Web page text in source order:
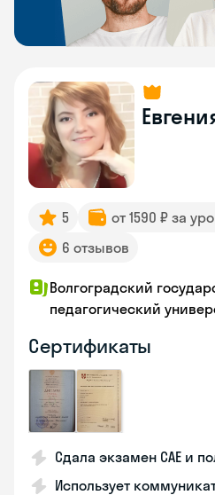
5 от 1590 ₽ за
6 отзывов
Волгоградский
педагогический
Сертификаты
Сдала экзамен CAE и
Использует